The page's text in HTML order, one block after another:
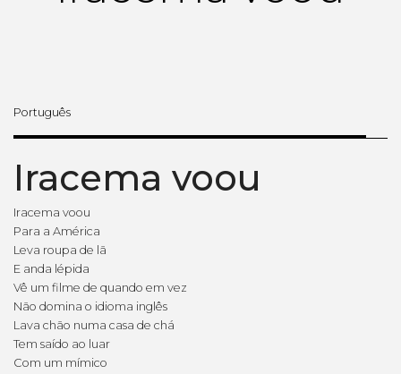
Português
Iracema voou
Iracema voou
Para a América
Leva roupa de lã
E anda lépida
Vê um filme de quando em vez
Não domina o idioma inglês
Lava chão numa casa de chá
Tem saído ao luar
Com um mímico